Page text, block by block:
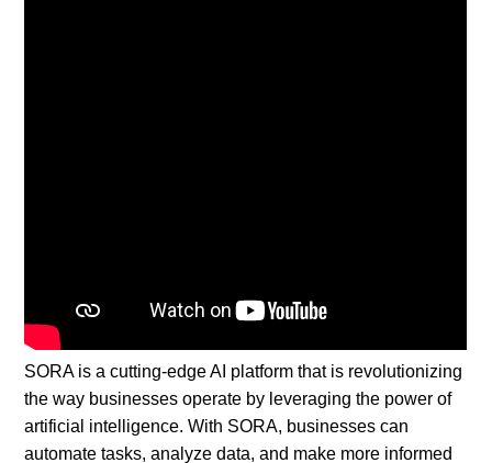
SORA is a cutting-edge AI platform that is revolutionizing
the way businesses operate by leveraging the power of
artificial intelligence. With SORA, businesses can
automate tasks, analyze data, and make more informed